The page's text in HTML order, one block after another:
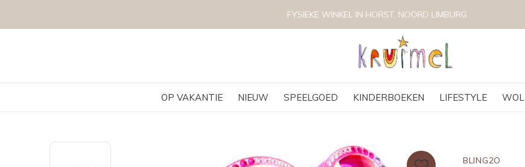
OP VAKANTIE NIEUW SPEELGOED KINDERBOEKEN LIFESTYLE WOL
VOLG KRUIMEL VIA INSTAGRAM @KRUIMELKIDSBOUTIQUE
BLING2O